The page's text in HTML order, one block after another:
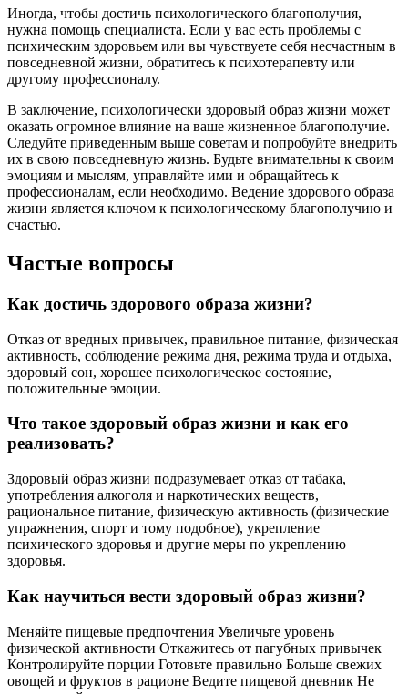
Иногда, чтобы достичь психологического благополучия,
нужна помощь специалиста. Если у вас есть проблемы с
психическим здоровьем или вы чувствуете себя несчастным в
повседневной жизни, обратитесь к психотерапевту или
другому профессионалу.
В заключение, психологически здоровый образ жизни может
оказать огромное влияние на ваше жизненное благополучие.
Следуйте приведенным выше советам и попробуйте внедрить
их в свою повседневную жизнь. Будьте внимательны к своим
эмоциям и мыслям, управляйте ими и обращайтесь к
профессионалам, если необходимо. Ведение здорового образа
жизни является ключом к психологическому благополучию и
счастью.
Частые вопросы
Как достичь здорового образа жизни?
Отказ от вредных привычек, правильное питание, физическая
активность, соблюдение режима дня, режима труда и отдыха,
здоровый сон, хорошее психологическое состояние,
положительные эмоции.
Что такое здоровый образ жизни и как его
реализовать?
Здоровый образ жизни подразумевает отказ от табака,
употребления алкоголя и наркотических веществ,
рациональное питание, физическую активность (физические
упражнения, спорт и тому подобное), укрепление
психического здоровья и другие меры по укреплению
здоровья.
Как научиться вести здоровый образ жизни?
Меняйте пищевые предпочтения Увеличьте уровень
физической активности Откажитесь от пагубных привычек
Контролируйте порции Готовьте правильно Больше свежих
овощей и фруктов в рационе Ведите пищевой дневник Не